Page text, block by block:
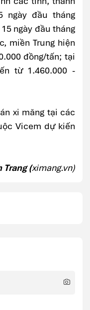
ngày đầu tháng
ngày đầu tháng
miền Trung hiện
đồng/tấn; tại
từ 1.460.000 -
xi măng tại các
Vicem dự kiến
Trang (ximang.vn)